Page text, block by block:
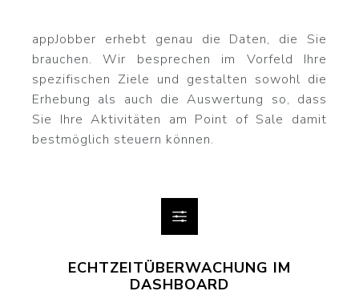
appJobber erhebt genau die Daten, die Sie
brauchen. Wir besprechen im Vorfeld Ihre
spezifischen Ziele und gestalten sowohl die
Erhebung als auch die Auswertung so, dass
Sie Ihre Aktivitäten am Point of Sale damit
bestmöglich steuern können.
ECHTZEITÜBERWACHUNG IM
DASHBOARD